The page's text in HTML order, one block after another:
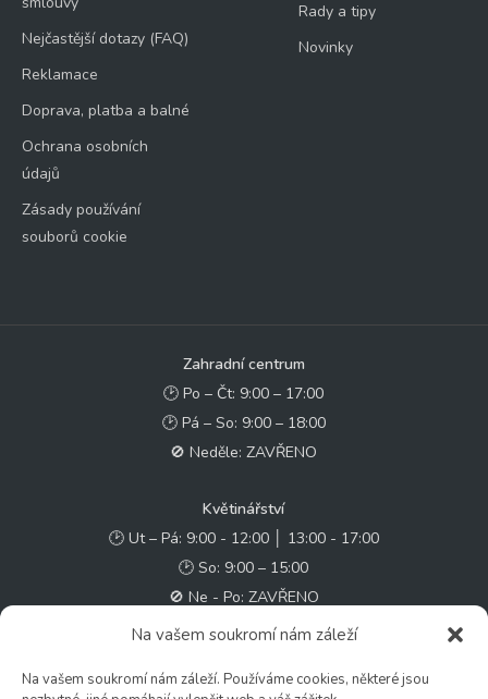
Na vašem soukromí nám záleží
Na vašem soukromí nám záleží. Používáme cookies, některé jsou
Nejčastější dotazy (FAQ)
Reklamace
Doprava, platba a balné
Ochrana osobních
údajů
Zásady používání
souborů cookie
Rady a tipy
Novinky
Zahradní centrum
🕑 Po – Čt: 9:00 – 17:00
🕑 Pá – So: 9:00 – 18:00
🚫 Neděle: ZAVŘENO
Květinářství
🕑 Ut – Pá: 9:00 - 12:00 │ 13:00 - 17:00
🕑 So: 9:00 – 15:00
🚫 Ne - Po: ZAVŘENO
✉️ e-shop@zcstrakovo.cz